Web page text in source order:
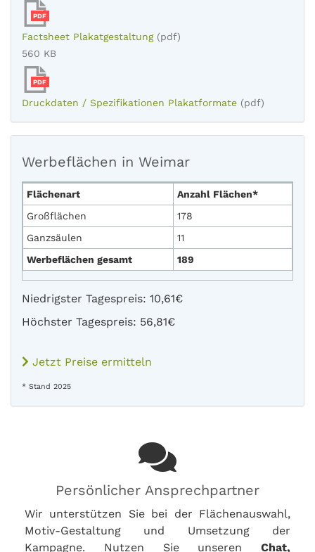
PDF
Factsheet Plakatgestaltung (pdf)
560 KB
PDF
Druckdaten / Spezifikationen Plakatformate (pdf)
Werbeflächen in Weimar
Flächenart
Anzahl Flächen*
Großflächen
178
Ganzsäulen
11
Werbeflächen gesamt
189
Niedrigster Tagespreis: 10,61€
Höchster Tagespreis: 56,81€
Jetzt Preise ermitteln
* Stand 2025
Persönlicher Ansprechpartner
Wir unterstützen Sie bei der Flächenauswahl,
Motiv-Gestaltung und Umsetzung der
Kampagne. Nutzen Sie unseren Chat,